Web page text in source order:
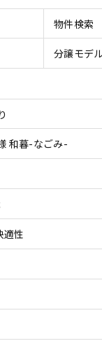
物件検索
分譲モデ
和暮-なごみ-
適性